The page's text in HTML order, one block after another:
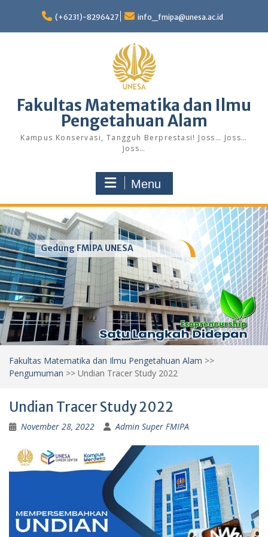
content
(+6231)-8296427 info_fmipa@unesa.ac.id
Fakultas Matematika dan Ilmu
Pengetahuan Alam
Kampus Konservasi, Tangguh Berprestasi! Joss… Joss…
Joss…
Menu
Gedung FMIPA UNESA
Fakultas Matematika dan Ilmu Pengetahuan Alam >>
Pengumuman >> Undian Tracer Study 2022
Undian Tracer Study 2022
November 28, 2022 Admin Super FMIPA